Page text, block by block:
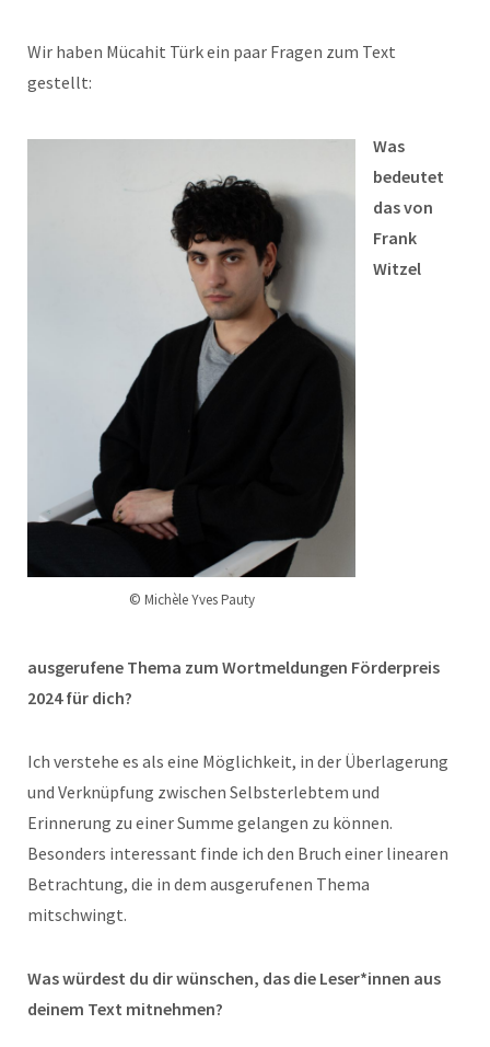
Wir haben Mücahit Türk ein paar Fragen zum Text
gestellt:
© Michèle Yves Pauty
Was
bedeutet
das von
Frank
Witzel
ausgerufene Thema zum Wortmeldungen Förderpreis
2024 für dich?
Ich verstehe es als eine Möglichkeit, in der Überlagerung
und Verknüpfung zwischen Selbsterlebtem und
Erinnerung zu einer Summe gelangen zu können.
Besonders interessant finde ich den Bruch einer linearen
Betrachtung, die in dem ausgerufenen Thema
mitschwingt.
Was würdest du dir wünschen, das die Leser*innen aus
deinem Text mitnehmen?